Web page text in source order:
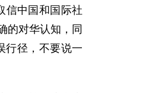
信中国和国际社
的对华认知，同
行径，不要说一